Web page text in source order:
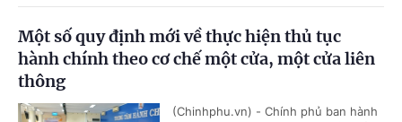
Một số quy định mới về thực hiện thủ tục
hành chính theo cơ chế một cửa, một cửa liên
thông
(Chinhphu.vn) - Chính phủ ban hành